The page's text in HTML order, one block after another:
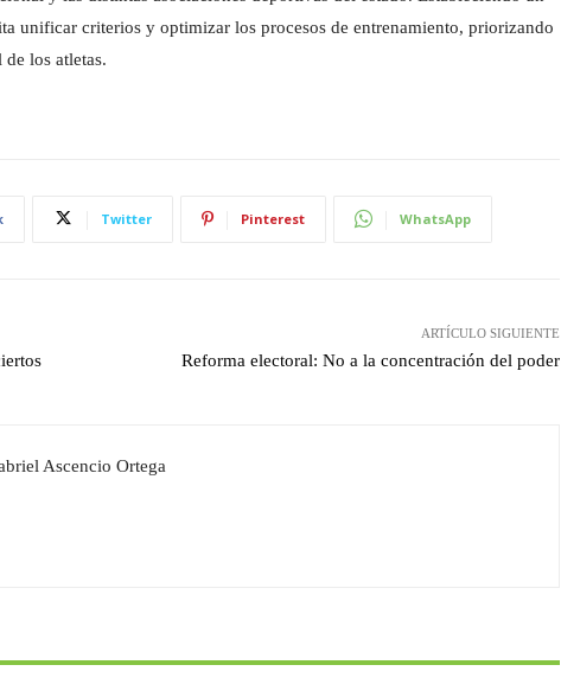
unificar criterios y optimizar los procesos de entrenamiento, priorizando
los atletas.
Twitter Pinterest WhatsApp
ARTÍCULO SIGUIENTE
Reforma electoral: No a la concentración del poder
Ascencio Ortega